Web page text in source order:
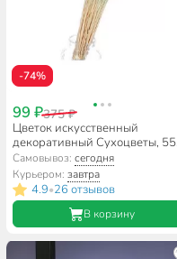
-74%
99 ₽375 ₽
Цветок искусственный
декоративный Сухоцветы, 55
см, голубой, Y6-10400
Самовывоз:сегодня
Курьером:завтра
4.9•26 отзывов
В корзину